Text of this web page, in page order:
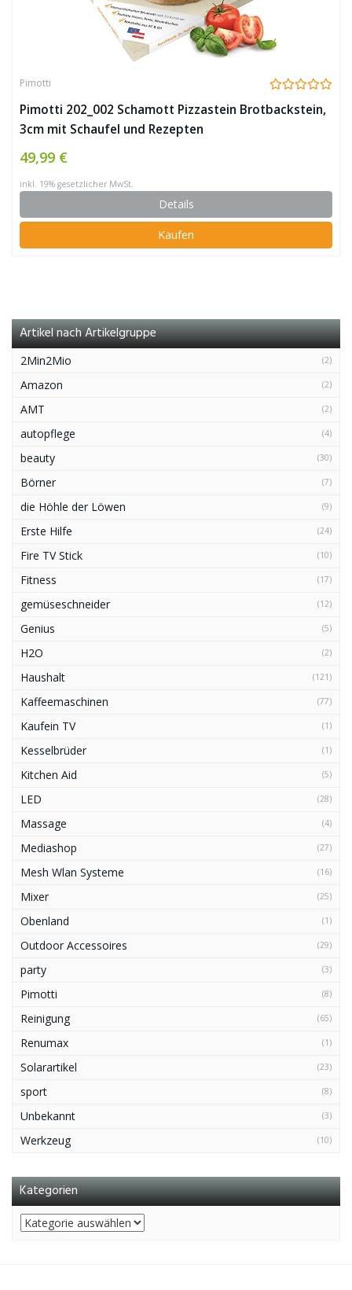
Pimotti
Pimotti 202_002 Schamott Pizzastein Brotbackstein,
3cm mit Schaufel und Rezepten
49,99 €
inkl. 19% gesetzlicher MwSt.
Details
Kaufen
Artikel nach Artikelgruppe
2Min2Mio (2)
Amazon (2)
AMT (2)
autopflege (4)
beauty (30)
Börner (7)
die Höhle der Löwen (9)
Erste Hilfe (24)
Fire TV Stick (10)
Fitness (17)
gemüseschneider (12)
Genius (5)
H2O (2)
Haushalt (121)
Kaffeemaschinen (77)
Kaufein TV (1)
Kesselbrüder (1)
Kitchen Aid (5)
LED (28)
Massage (4)
Mediashop (27)
Mesh Wlan Systeme (16)
Mixer (25)
Obenland (1)
Outdoor Accessoires (29)
party (3)
Pimotti (8)
Reinigung (65)
Renumax (1)
Solarartikel (23)
sport (8)
Unbekannt (3)
Werkzeug (10)
Kategorien
Kategorien